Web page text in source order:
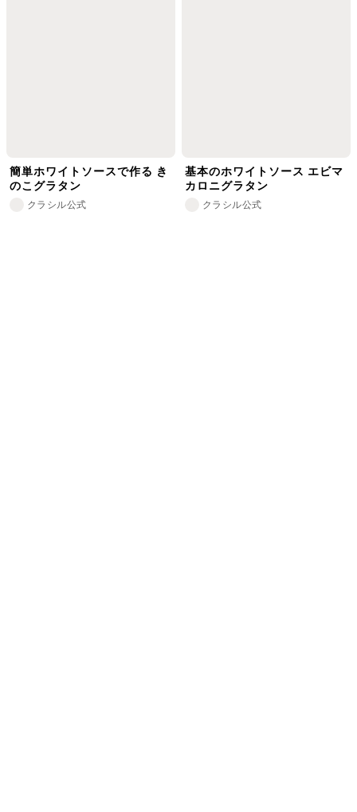
簡単ホワイトソースで作る き
のこグラタン
クラシル公式
基本のホワイトソース エビマ
カロニグラタン
クラシル公式